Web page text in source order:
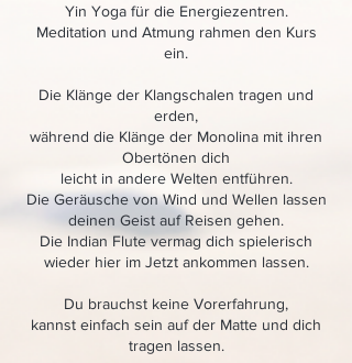
Yin Yoga für die Energiezentren.
Meditation und Atmung rahmen den Kurs
ein.
Die Klänge der Klangschalen tragen und
erden,
während die Klänge der Monolina mit ihren
Obertönen dich
leicht in andere Welten entführen.
Die Geräusche von Wind und Wellen lassen
deinen Geist auf Reisen gehen.
Die Indian Flute vermag dich spielerisch
wieder hier im Jetzt ankommen lassen.
Du brauchst keine Vorerfahrung,
kannst einfach sein auf der Matte und dich
tragen lassen.